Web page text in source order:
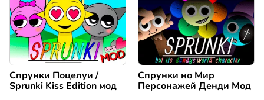
Спрунки Поцелуи /
Sprunki Kiss Edition мод
Спрунки но Мир
Персонажей Денди Мод